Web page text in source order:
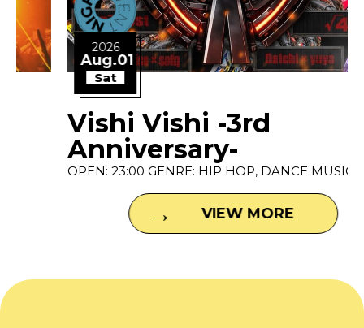
2026
Aug.01
Vishi Vishi -3rd
Anniversary-
OPEN: 23:00 GENRE: HIP HOP, DANCE MUSIC P...
VIEW MORE